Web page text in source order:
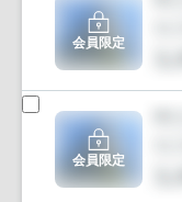
会員限定
会員限定